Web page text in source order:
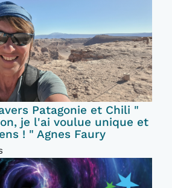
Patagonie et Chili "
je l'ai voulue unique et
! " Agnes Faury